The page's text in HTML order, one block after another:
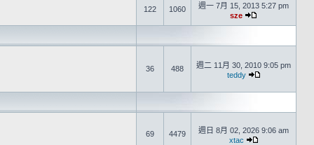
122 1060
週一 7月 15, 2013 5:27 pm
sze
36 488
週二 11月 30, 2010 9:05 pm
teddy
69 4479
週日 8月 02, 2026 9:06 am
xtac